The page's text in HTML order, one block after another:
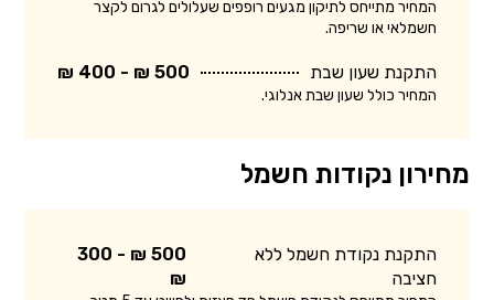
המחיר מתייחס לתיקון מגעים רופפים שעלולים לגרום לקצר
חשמלאי או שריפה.
התקנת שעון שבת 500 ₪ - 400 ₪
המחיר כולל שעון שבת אנלוגי.
מחירון נקודות חשמל
התקנת נקודת חשמל ללא
חציבה
500 ₪ - 300
₪